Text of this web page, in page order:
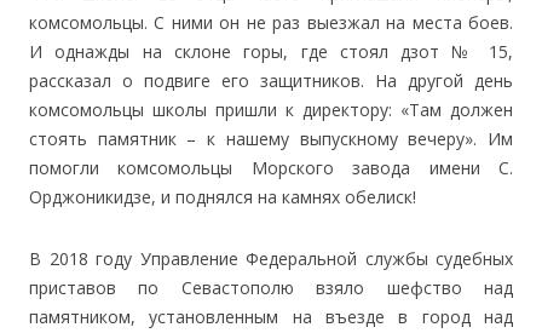
комсомольцы. С ними он не раз выезжал на места боев.
И однажды на склоне горы, где стоял дзот № 15,
рассказал о подвиге его защитников. На другой день
комсомольцы школы пришли к директору: «Там должен
стоять памятник – к нашему выпускному вечеру». Им
помогли комсомольцы Морского завода имени С.
Орджоникидзе, и поднялся на камнях обелиск!
В 2018 году Управление Федеральной службы судебных
приставов по Севастополю взяло шефство над
памятником, установленным на въезде в город над